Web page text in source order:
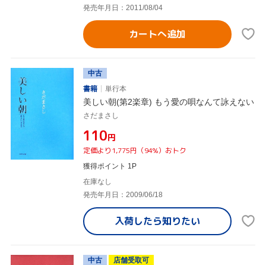
発売年月日：2011/08/04
カートへ追加
中古
書籍
単行本
美しい朝(第2楽章) もう愛の唄なんて詠えない
さだまさし
¥110円
定価より1,775円（94%）おトク
獲得ポイント 1P
在庫なし
発売年月日：2009/06/18
入荷したら知りたい
中古
店舗受取可